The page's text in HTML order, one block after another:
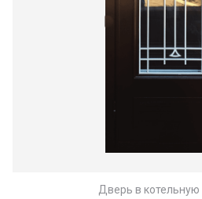
Дверь в котельную